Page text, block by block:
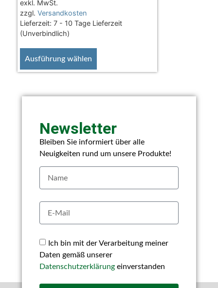
exkl. MwSt.
zzgl. Versandkosten
Lieferzeit: 7 - 10 Tage Lieferzeit
(Unverbindlich)
Ausführung wählen
Newsletter
Bleiben Sie informiert über alle
Neuigkeiten rund um unsere Produkte!
Ich bin mit der Verarbeitung meiner
Daten gemäß unserer
Datenschutzerklärungeinverstanden